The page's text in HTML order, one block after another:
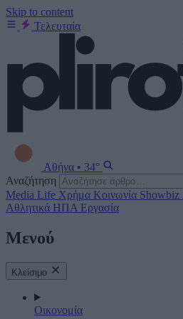
Skip to content
Τελευταία
Αθήνα • 34°
Αναζήτηση
Media Life Χρήμα Κοινωνία Showbiz
Αθλητικά ΗΠΑ Εργασία
Μενού
Κλείσιμο
Οικονομία